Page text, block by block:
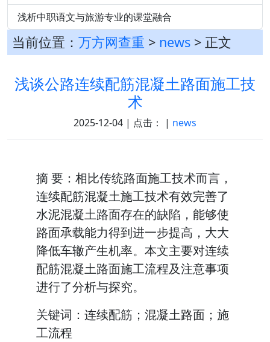
浅析中职语文与旅游专业的课堂融合
当前位置： 万方网查重 > news > 正文
浅谈公路连续配筋混凝土路面施工技
术
2025-12-04 | 点击： | news
摘 要：相比传统路面施工技术而言，
连续配筋混凝土施工技术有效完善了
水泥混凝土路面存在的缺陷，能够使
路面承载能力得到进一步提高，大大
降低车辙产生机率。本文主要对连续
配筋混凝土路面施工流程及注意事项
进行了分析与探究。
关键词：连续配筋；混凝土路面；施
工流程